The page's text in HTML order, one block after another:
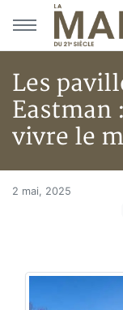
Aller au menu
Aller au contenu
Les
Eastman
vivre le
Accueil
Les pavillons
Les
2 mai, 2025